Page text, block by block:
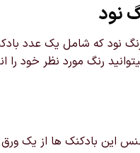
نود
رنگ مورد نظر خود را
این بادکنک ها از یک ورق